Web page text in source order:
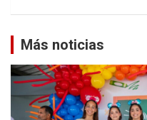
Más noticias